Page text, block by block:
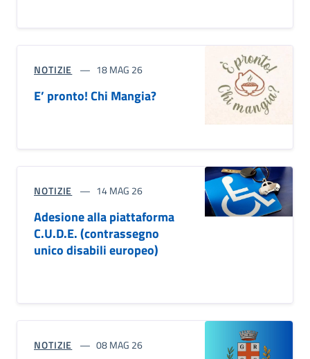
NOTIZIE 18 MAG 26
E’ pronto! Chi Mangia?
NOTIZIE 14 MAG 26
Adesione alla piattaforma
C.U.D.E. (contrassegno
unico disabili europeo)
NOTIZIE 08 MAG 26